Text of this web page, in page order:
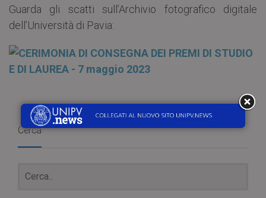
Guarda gli scatti sull’Archivio fotografico digitale
dell’Università di Pavia:
Cerca